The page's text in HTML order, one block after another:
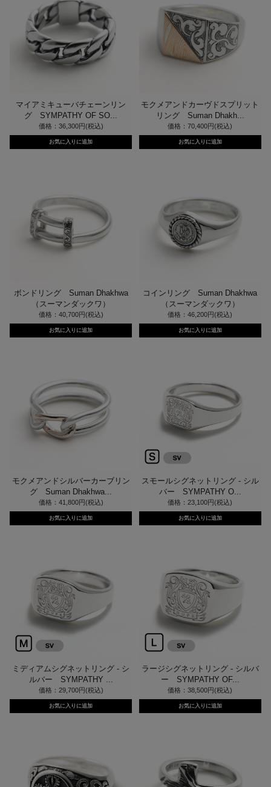
マイアミキューバチェーンリン
グ SYMPATHY OF SO...
価格：36,300円(税込)
モクメアンドカーヴドスプリット
リング Suman Dhakh...
価格：70,400円(税込)
ボンドリング Suman Dhakhwa
（スーマンダックワ）
価格：40,700円(税込)
コインリング Suman Dhakhwa
（スーマンダックワ）
価格：46,200円(税込)
モクメアンドシルバーカーブリン
グ Suman Dhakhwa...
価格：41,800円(税込)
スモールシグネットリング - シル
バー SYMPATHY O...
価格：23,100円(税込)
ミディアムシグネットリング - シ
ルバー SYMPATHY ...
価格：29,700円(税込)
ラージシグネットリング - シルバ
ー SYMPATHY OF...
価格：38,500円(税込)